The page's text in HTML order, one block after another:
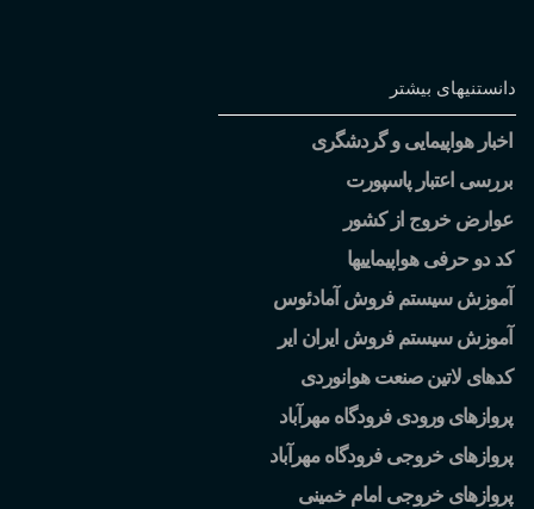
دانستنیهای بیشتر
اخبار هواپیمایی و گردشگری
بررسی اعتبار پاسپورت
عوارض خروج از کشور
کد دو حرفی هواپیماییها
آموزش سیستم فروش آمادئوس
آموزش سیستم فروش ایران ایر
کدهای لاتین صنعت هوانوردی
پروازهای ورودی فرودگاه مهرآباد
پروازهای خروجی فرودگاه مهرآباد
پروازهای خروجی امام خمینی